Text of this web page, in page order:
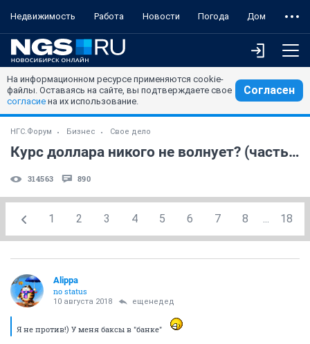
Недвижимость Работа Новости Погода Дом
На информационном ресурсе применяются cookie-
файлы. Оставаясь на сайте, вы подтверждаете свое
согласие на их использование.
Согласен
НГС.Форум Бизнес Свое дело
Курс доллара никого не волнует? (часть 4)
314563 890
1 2 3 4 5 6 7 8 ... 18
Alippa
no status
10 августа 2018 ещенедед
Я не против!) У меня баксы в "банке"